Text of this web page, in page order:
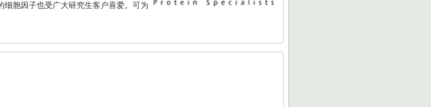
胞因子也受广大研究生客户喜爱。可为